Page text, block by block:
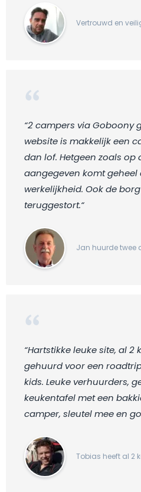
Vertrouwd en
“2 campers via Goboony
website is makkelijk een
dan lof. Hetgeen zoals op
aangegeven komt geheel
werkelijkheid. Ook de
teruggestort.“
Jan huurde twee
“Hartstikke leuke site, al 2
gehuurd voor een
kids. Leuke verhuurders,
keukentafel met een
camper, sleutel mee en
Tobias heeft al 2